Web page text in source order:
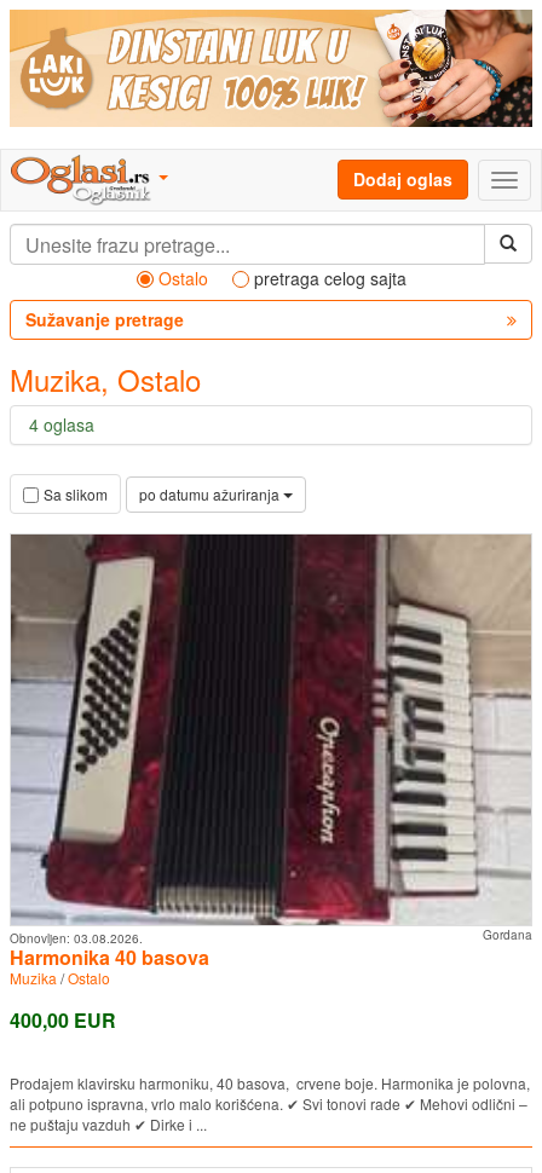
Dodaj oglas
Ostalo
pretraga celog sajta
Sužavanje pretrage
Muzika, Ostalo
4 oglasa
Sa slikom po datumu ažuriranja
Gordana
Obnovljen: 03.08.2026.
Harmonika 40 basova
Muzika /Ostalo
400,00 EUR
Prodajem klavirsku harmoniku, 40 basova, crvene boje. Harmonika je polovna,
ali potpuno ispravna, vrlo malo korišćena. ✔ Svi tonovi rade ✔ Mehovi odlični –
ne puštaju vazduh ✔ Dirke i ...